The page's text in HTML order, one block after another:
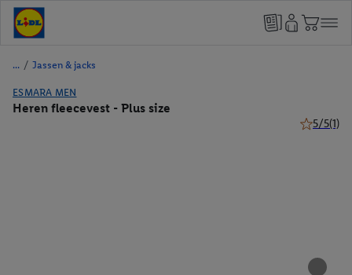
/ Jassen & jacks
ESMARA MEN
Heren fleecevest - Plus size
5/5(1)